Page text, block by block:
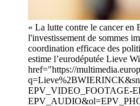
« La lutte contre le cancer en
l'investissement de sommes
coordination efficace des
estime l’eurodéputée Lieve
href="https://
EPV_VIDEO_FOOTAGE-